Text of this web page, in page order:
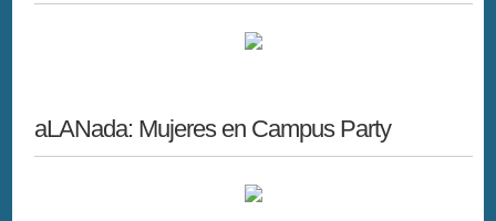
aLANada: Mujeres en Campus Party